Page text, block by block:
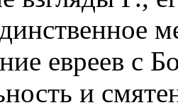
евреев с
и